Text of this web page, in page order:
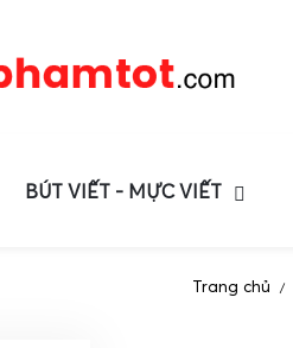
BÚT VIẾT - MỰC VIẾT
Trang chủ /